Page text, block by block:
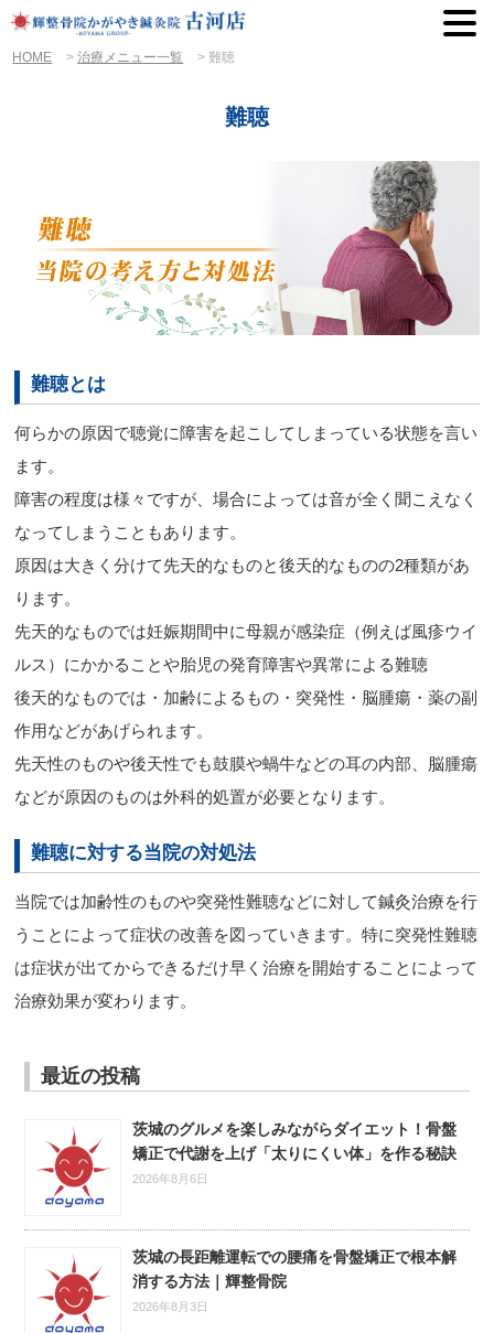
HOME >治療メニュー一覧 >難聴
難聴
難聴とは
何らかの原因で聴覚に障害を起こしてしまっている状態を言い
ます。
障害の程度は様々ですが、場合によっては音が全く聞こえなく
なってしまうこともあります。
原因は大きく分けて先天的なものと後天的なものの2種類があ
ります。
先天的なものでは妊娠期間中に母親が感染症（例えば風疹ウイ
ルス）にかかることや胎児の発育障害や異常による難聴
後天的なものでは・加齢によるもの・突発性・脳腫瘍・薬の副
作用などがあげられます。
先天性のものや後天性でも鼓膜や蝸牛などの耳の内部、脳腫瘍
などが原因のものは外科的処置が必要となります。
難聴に対する当院の対処法
当院では加齢性のものや突発性難聴などに対して鍼灸治療を行
うことによって症状の改善を図っていきます。特に突発性難聴
は症状が出てからできるだけ早く治療を開始することによって
治療効果が変わります。
最近の投稿
茨城のグルメを楽しみながらダイエット！骨盤
矯正で代謝を上げ「太りにくい体」を作る秘訣
2026年8月6日
茨城の長距離運転での腰痛を骨盤矯正で根本解
消する方法｜輝整骨院
2026年8月3日